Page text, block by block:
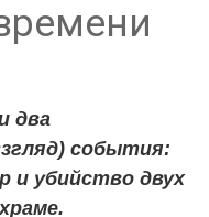
два
события:
и убийство двух